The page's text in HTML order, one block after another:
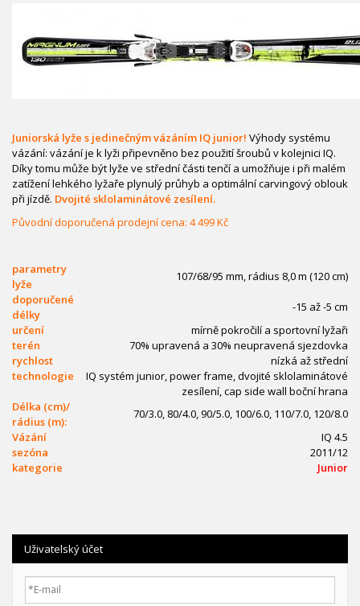
Juniorská lyže s jedinečným vázáním IQ junior! Výhody systému
vázání: vázání je k lyži připevněno bez použití šroubů v kolejnici IQ.
Díky tomu může být lyže ve střední části tenčí a umožňuje i při malém
zatížení lehkého lyžaře plynulý průhyb a optimální carvingový oblouk
při jízdě. Dvojité sklolaminátové zesílení.
Původní doporučená prodejní cena: 4 499 Kč
parametry
lyže
107/68/95 mm, rádius 8,0 m (120 cm)
doporučené
délky
-15 až -5 cm
určení
mírně pokročilí a sportovní lyžaři
terén
70% upravená a 30% neupravená sjezdovka
rychlost
nízká až střední
technologie
IQ systém junior, power frame, dvojité sklolaminátové
zesílení, cap side wall boční hrana
Délka (cm)/
rádius (m):
70/3.0, 80/4.0, 90/5.0, 100/6.0, 110/7.0, 120/8.0
Vázání
IQ 4.5
sezóna
2011/12
kategorie
Junior
Uživatelský účet